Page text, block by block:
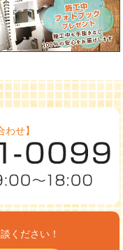
わせ】
ください！